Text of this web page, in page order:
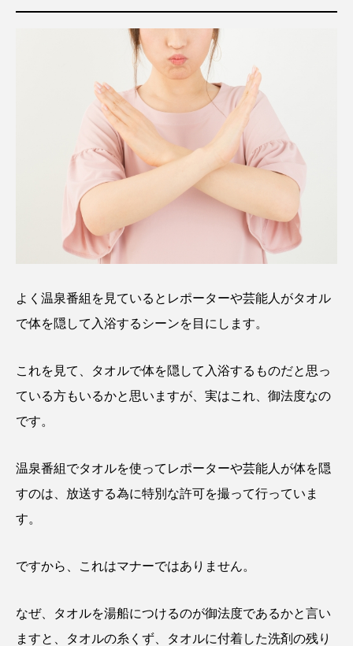
よく温泉番組を見ているとレポーターや芸能人がタオル
で体を隠して入浴するシーンを目にします。
これを見て、タオルで体を隠して入浴するものだと思っ
ている方もいるかと思いますが、実はこれ、御法度なの
です。
温泉番組でタオルを使ってレポーターや芸能人が体を隠
すのは、放送する為に特別な許可を撮って行っていま
す。
ですから、これはマナーではありません。
なぜ、タオルを湯船につけるのが御法度であるかと言い
ますと、タオルの糸くず、タオルに付着した洗剤の残り